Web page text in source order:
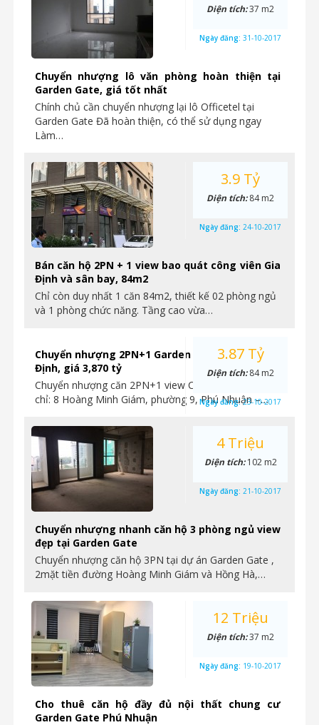
Chuyển nhượng lô văn phòng hoàn thiện tại
Garden Gate, giá tốt nhất
Chính chủ cần chuyển nhượng lại lô Officetel tại
Garden Gate Đã hoàn thiện, có thể sử dụng ngay
Làm…
Diện tích:37 m2
Ngày đăng: 31-10-2017
Bán căn hộ 2PN + 1 view bao quát công viên Gia
Định và sân bay, 84m2
Chỉ còn duy nhất 1 căn 84m2, thiết kế 02 phòng ngủ
và 1 phòng chức năng. Tầng cao vừa…
3.9 Tỷ
Diện tích:84 m2
Ngày đăng: 24-10-2017
Chuyển nhượng 2PN+1 Garden Gate view CV Gia
Định, giá 3,870 tỷ
Chuyển nhượng căn 2PN+1 view CV Gia Định, – Địa
chỉ: 8 Hoàng Minh Giám, phường 9, Phú Nhuận –…
3.87 Tỷ
Diện tích:84 m2
Ngày đăng:23-10-2017
Chuyển nhượng nhanh căn hộ 3 phòng ngủ view
đẹp tại Garden Gate
Chuyển nhượng căn hộ 3PN tại dự án Garden Gate ,
2mặt tiền đường Hoàng Minh Giám và Hồng Hà,…
4 Triệu
Diện tích:102 m2
Ngày đăng: 21-10-2017
Cho thuê căn hộ đầy đủ nội thất chung cư
Garden Gate Phú Nhuận
12 Triệu
Diện tích:37 m2
Ngày đăng: 19-10-2017